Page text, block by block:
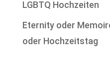
LGBTQ Hochzeiten
Eternity oder
oder Hochzeitstag